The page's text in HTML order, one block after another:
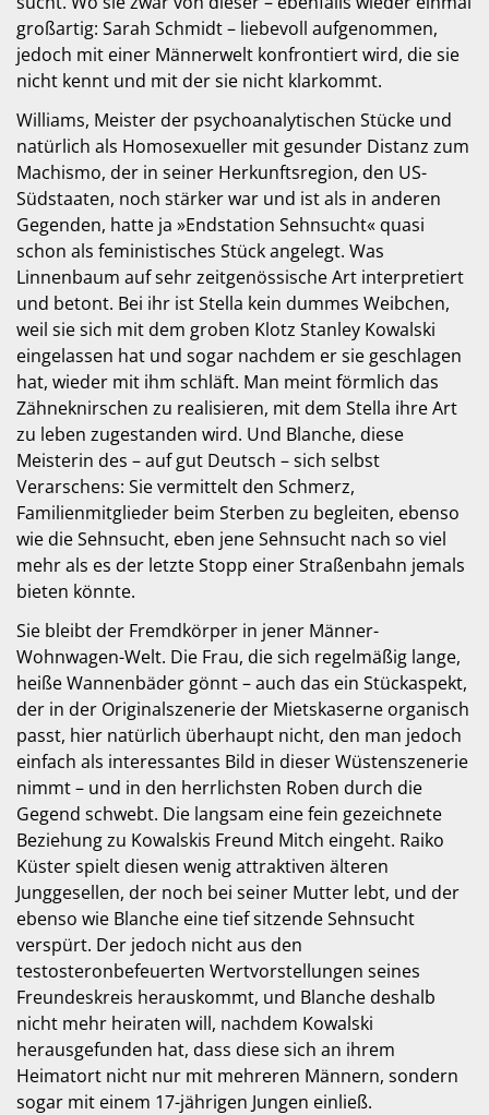
großartig: Sarah Schmidt – liebevoll aufgenommen,
jedoch mit einer Männerwelt konfrontiert wird, die sie
nicht kennt und mit der sie nicht klarkommt.
Williams, Meister der psychoanalytischen Stücke und
natürlich als Homosexueller mit gesunder Distanz zum
Machismo, der in seiner Herkunftsregion, den US-
Südstaaten, noch stärker war und ist als in anderen
Gegenden, hatte ja »Endstation Sehnsucht« quasi
schon als feministisches Stück angelegt. Was
Linnenbaum auf sehr zeitgenössische Art interpretiert
und betont. Bei ihr ist Stella kein dummes Weibchen,
weil sie sich mit dem groben Klotz Stanley Kowalski
eingelassen hat und sogar nachdem er sie geschlagen
hat, wieder mit ihm schläft. Man meint förmlich das
Zähneknirschen zu realisieren, mit dem Stella ihre Art
zu leben zugestanden wird. Und Blanche, diese
Meisterin des – auf gut Deutsch – sich selbst
Verarschens: Sie vermittelt den Schmerz,
Familienmitglieder beim Sterben zu begleiten, ebenso
wie die Sehnsucht, eben jene Sehnsucht nach so viel
mehr als es der letzte Stopp einer Straßenbahn jemals
bieten könnte.
Sie bleibt der Fremdkörper in jener Männer-
Wohnwagen-Welt. Die Frau, die sich regelmäßig lange,
heiße Wannenbäder gönnt – auch das ein Stückaspekt,
der in der Originalszenerie der Mietskaserne organisch
passt, hier natürlich überhaupt nicht, den man jedoch
einfach als interessantes Bild in dieser Wüstenszenerie
nimmt – und in den herrlichsten Roben durch die
Gegend schwebt. Die langsam eine fein gezeichnete
Beziehung zu Kowalskis Freund Mitch eingeht. Raiko
Küster spielt diesen wenig attraktiven älteren
Junggesellen, der noch bei seiner Mutter lebt, und der
ebenso wie Blanche eine tief sitzende Sehnsucht
verspürt. Der jedoch nicht aus den
testosteronbefeuerten Wertvorstellungen seines
Freundeskreis herauskommt, und Blanche deshalb
nicht mehr heiraten will, nachdem Kowalski
herausgefunden hat, dass diese sich an ihrem
Heimatort nicht nur mit mehreren Männern, sondern
sogar mit einem 17-jährigen Jungen einließ.